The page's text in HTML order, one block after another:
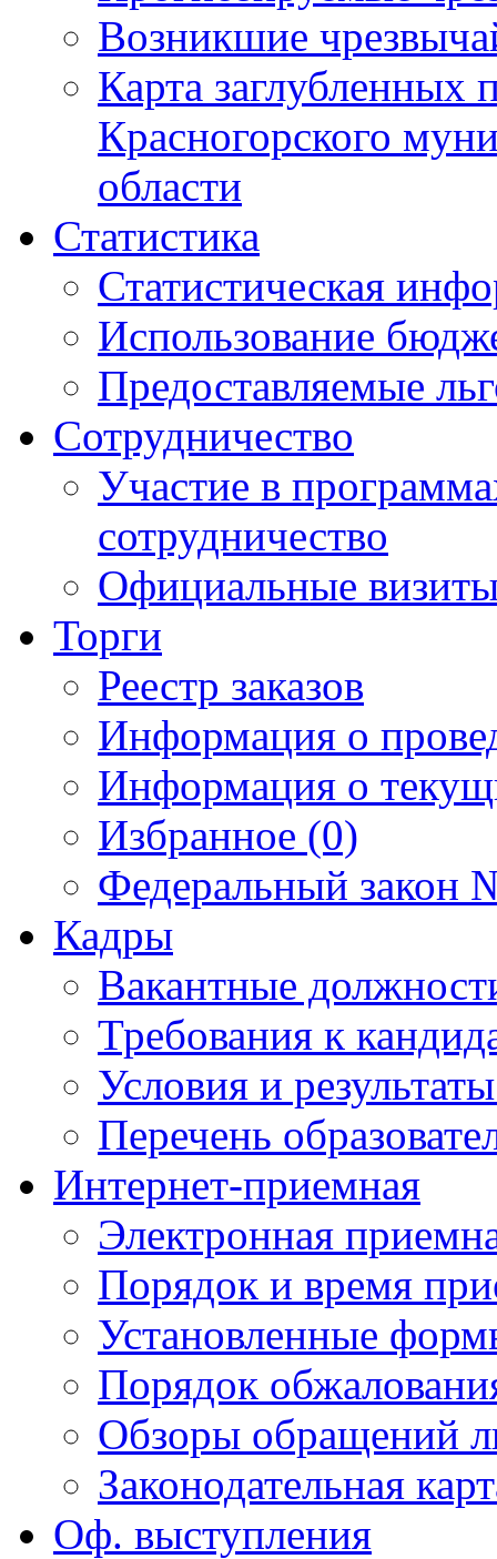
Возникшие
Карта
Красногорского
области
Статистика
Статистическая
Использование
Предоставляемые
Сотрудничество
Участие в
сотрудничество
Официальные
Торги
Реестр заказов
Информация о
Информация о
Избранное (0)
Федеральный закон
Кадры
Вакантные
Требования к
Условия и
Перечень
Интернет-приемная
Электронная
Порядок и время
Установленные
Порядок
Обзоры обращений
Законодательная
Оф. выступления